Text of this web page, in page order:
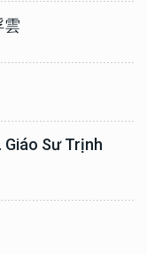
雲
Giáo Sư Trịnh